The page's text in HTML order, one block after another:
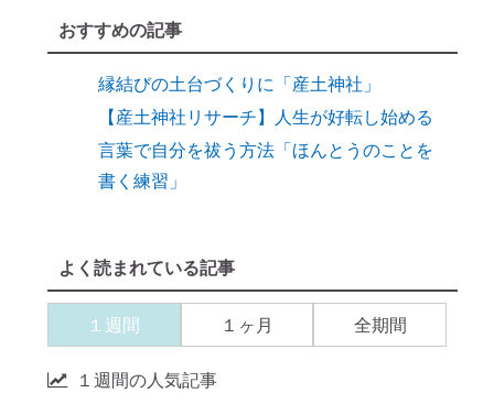
おすすめの記事
縁結びに効果がある「産土神社」
縁結びの土台づくりに「産土神社」
【産土神社リサーチ】人生が好転し始める
言葉で自分を祓う方法「ほんとうのことを
書く練習」
９割の人が知らない「産土神社」と人生の
【開運おそうじ】ニオイなし！「勝手に乾
く」スポンジが革命すぎる
【ご感想｜カウンセリング】現実が動き出
しました
【カウンセリング】引き寄せたいなら、先
よく読まれている記事
１週間 １ヶ月 全期間
１週間の人気記事